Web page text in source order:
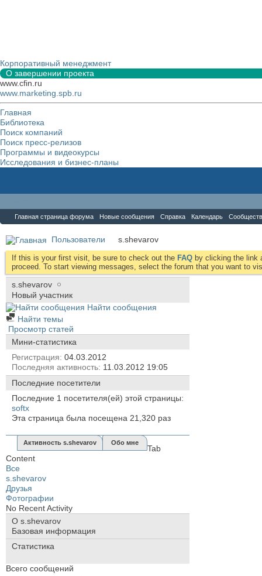
Корпоративный менеджмент
О завершении проекта
www.cfin.ru
www.marketing.spb.ru
Главная
Библиотека
Поиск компаний
Поиск пресс-релизов
Программы и видеокурсы
Исследования и бизнес-планы
Главная страница форума Новые сообщения Справка Календарь
Пользователи s.shevarov
If this is your first visit, be sure to check out the FAQ by clicking the link
proceed. To start viewing messages, select the forum that you want to
s.shevarov
Новый участник
Найти сообщения
Найти темы
Просмотр статей
Мини-статистика
Регистрация 04.03.2012
Последняя активность 11.03.2012 19:05
Последние посетители
Последние 1 посетителя(ей) этой страницы:
softx
Эта страница была посещена 21,320 раз
Активность s.shevarov Обо мне
Tab
Content
Все
s.shevarov
Друзья
Фотографии
No Recent Activity
О s.shevarov
Базовая информация
Статистика
Всего сообщений